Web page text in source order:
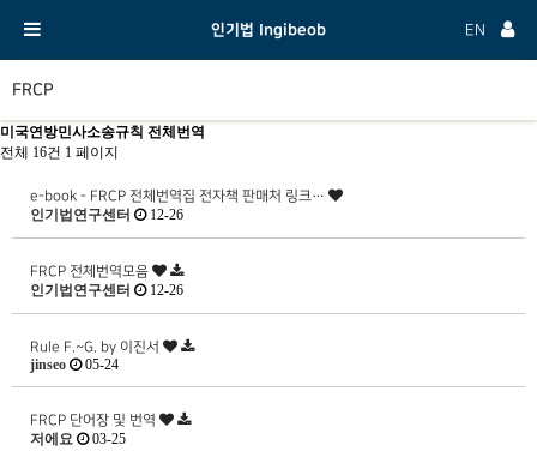
인기법 Ingibeob EN
FRCP
미국연방민사소송규칙 전체번역
전체 16건 1 페이지
e-book - FRCP 전체번역집 전자책 판매처 링크…
인기법연구센터 12-26
FRCP 전체번역모음
인기법연구센터 12-26
Rule F.~G. by 이진서
jinseo 05-24
FRCP 단어장 및 번역
저에요 03-25